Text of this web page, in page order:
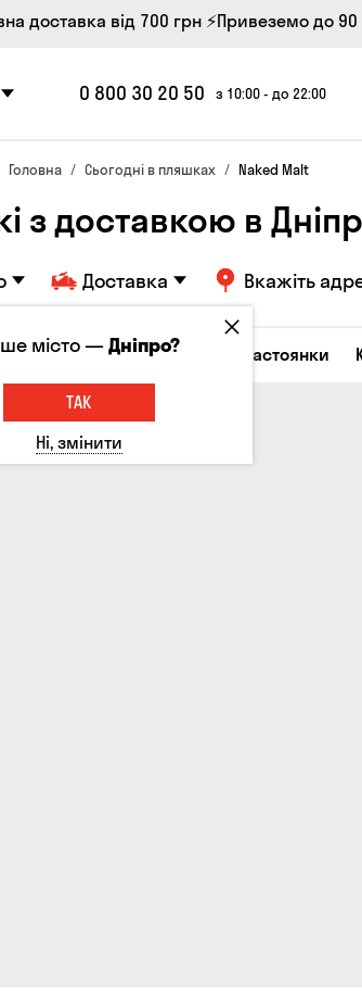
доставка від 700 грн ⚡Привеземо до
0 800 30 20 50 з 10:00 - до 22:00
Головна Сьогодні в пляшках Naked Malt
з доставкою в
Доставка Вкажіть
Соджу Лікери та настоянки
місто —Дніпро?
ТАК
Ні, змінити